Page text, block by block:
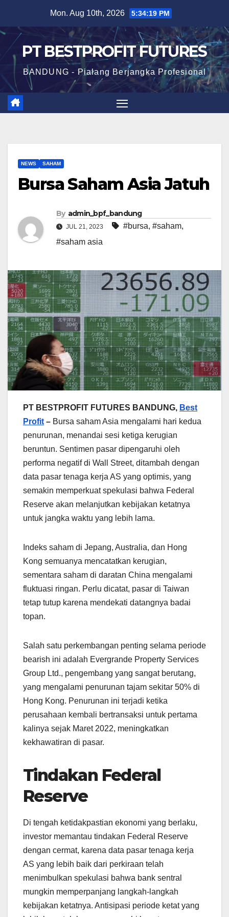
content
Mon. Aug 10th, 2026 5:34:20 PM
PT BESTPROFIT FUTURES
BANDUNG - Pialang Berjangka Profesional
NEWS SAHAM
Bursa Saham Asia Jatuh
By admin_bpf_bandung
JUL 21, 2023 #bursa, #saham,
#saham asia
PT BESTPROFIT FUTURES BANDUNG, Best
Profit – Bursa saham Asia mengalami hari kedua
penurunan, menandai sesi ketiga kerugian
beruntun. Sentimen pasar dipengaruhi oleh
performa negatif di Wall Street, ditambah dengan
data pasar tenaga kerja AS yang optimis, yang
semakin memperkuat spekulasi bahwa Federal
Reserve akan melanjutkan kebijakan ketatnya
untuk jangka waktu yang lebih lama.
Indeks saham di Jepang, Australia, dan Hong
Kong semuanya mencatatkan kerugian,
sementara saham di daratan China mengalami
fluktuasi ringan. Perlu dicatat, pasar di Taiwan
tetap tutup karena mendekati datangnya badai
topan.
Salah satu perkembangan penting selama periode
bearish ini adalah Evergrande Property Services
Group Ltd., pengembang yang sangat berutang,
yang mengalami penurunan tajam sekitar 50% di
Hong Kong. Penurunan ini terjadi ketika
perusahaan kembali bertransaksi untuk pertama
kalinya sejak Maret 2022, meningkatkan
kekhawatiran di pasar.
Tindakan Federal
Reserve
Di tengah ketidakpastian ekonomi yang berlaku,
investor memantau tindakan Federal Reserve
dengan cermat, karena data pasar tenaga kerja
AS yang lebih baik dari perkiraan telah
menimbulkan spekulasi bahwa bank sentral
mungkin memperpanjang langkah-langkah
kebijakan ketatnya. Antisipasi periode ketat yang